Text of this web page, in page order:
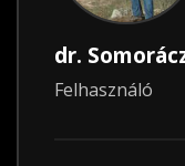
dr.
Felhasználó